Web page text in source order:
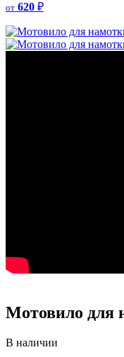
от 620 ₽
Мотовило для
В наличии